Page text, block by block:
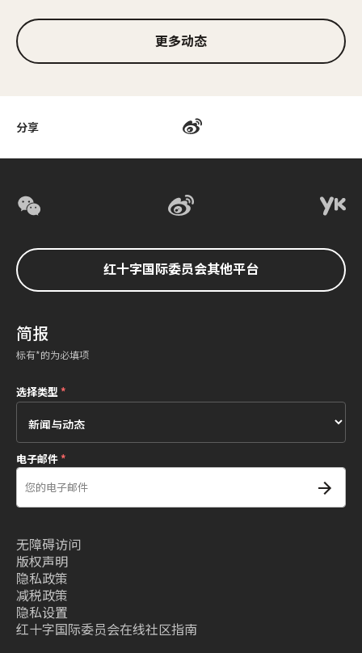
分享
更多动态
红十字国际委员会其他平台
简报
标有*的为必填项
选择类型 *
电子邮件*
无障碍访问
版权声明
隐私政策
减税政策
隐私设置
红十字国际委员会在线社区指南